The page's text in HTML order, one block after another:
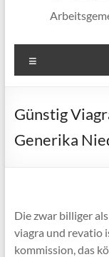
Günstig
Generika
Die zwar billiger
viagra und revatio
kommission, das